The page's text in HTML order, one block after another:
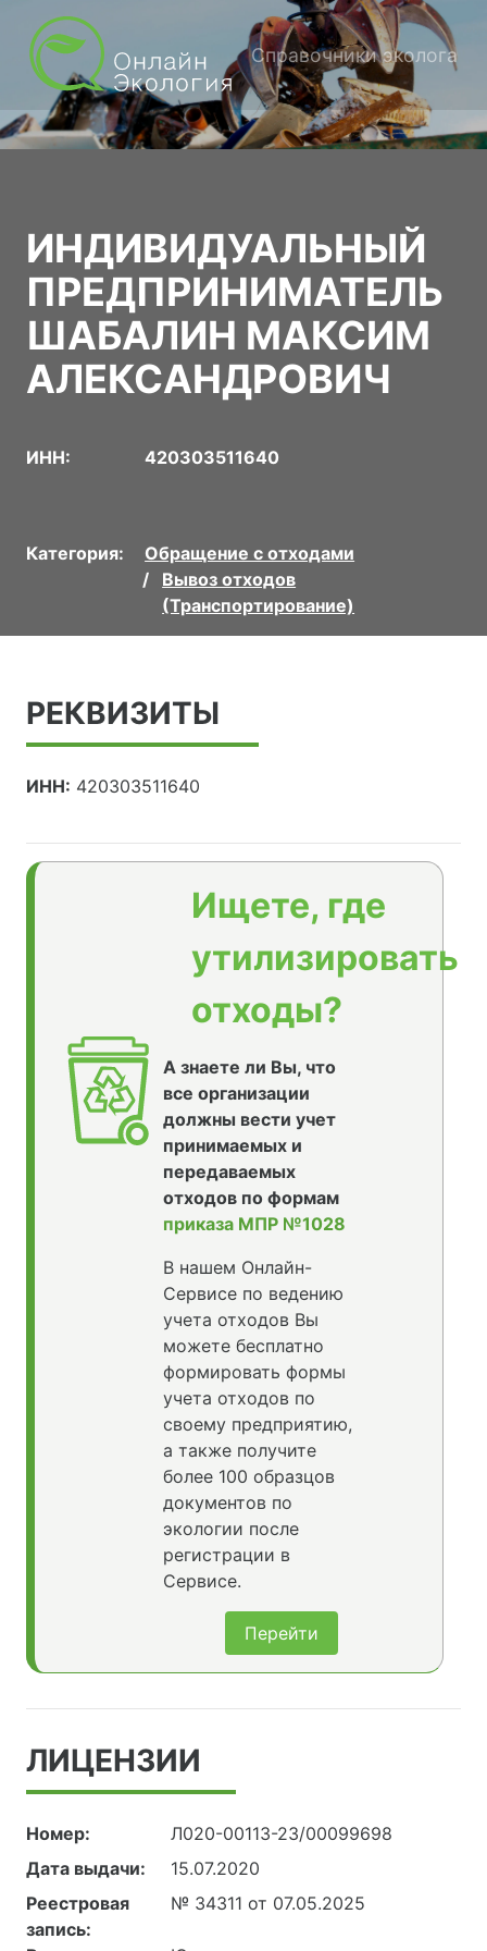
Справочники эколога
ИНДИВИДУАЛЬНЫЙ
ПРЕДПРИНИМАТЕЛЬ
ШАБАЛИН МАКСИМ
АЛЕКСАНДРОВИЧ
ИНН: 420303511640
Категория:
Обращение с отходами
Вывоз отходов
(Транспортирование)
РЕКВИЗИТЫ
ИНН: 420303511640
Ищете, где
утилизировать
отходы?
А знаете ли Вы, что
все организации
должны вести учет
принимаемых и
передаваемых
отходов по формам
приказа МПР №1028
В нашем Онлайн-
Сервисе по ведению
учета отходов Вы
можете бесплатно
формировать формы
учета отходов по
своему предприятию,
а также получите
более 100 образцов
документов по
экологии после
регистрации в
Сервисе.
Перейти
ЛИЦЕНЗИИ
Номер:
Л020-00113-23/00099698
Дата выдачи:
15.07.2020
Реестровая
запись:
№ 34311 от 07.05.2025